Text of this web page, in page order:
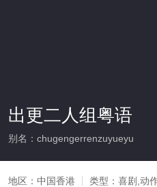
出更二人组粤语
别名：chugengerrenzuyueyu
地区： 中国香港 类型： 喜剧,动